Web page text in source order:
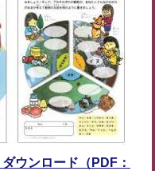
ウンロード（PDF：